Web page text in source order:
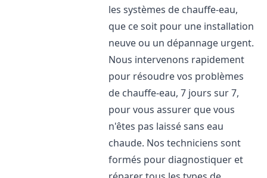
les systèmes de chauffe-eau,
que ce soit pour une installation
neuve ou un dépannage urgent.
Nous intervenons rapidement
pour résoudre vos problèmes
de chauffe-eau, 7 jours sur 7,
pour vous assurer que vous
n'êtes pas laissé sans eau
chaude. Nos techniciens sont
formés pour diagnostiquer et